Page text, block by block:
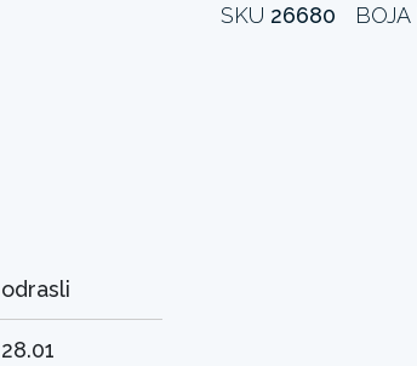
SKU 26680 BOJA
odrasli
28.01